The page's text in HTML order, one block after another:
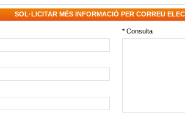
SOL·LICITAR MÉS INFORMACIÓ PER CORREU
* Consulta